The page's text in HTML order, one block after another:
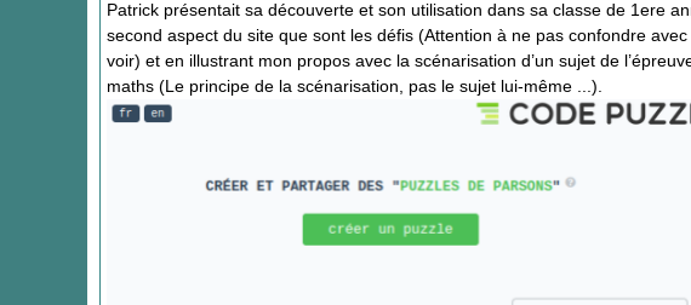
Patrick présentait sa découverte et son utilisation dans sa classe de 1ere
second aspect du site que sont les défis (Attention à ne pas confondre
voir) et en illustrant mon propos avec la scénarisation d’un sujet de
maths (Le principe de la scénarisation, pas le sujet lui-même ...).